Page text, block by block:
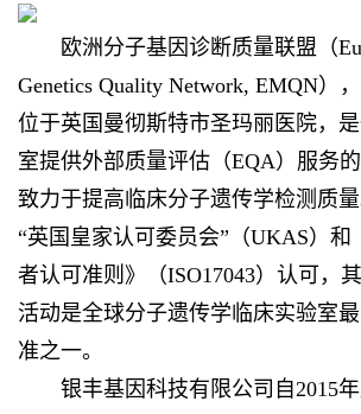
欧洲分子基因诊断质量联盟（
Genetics Quality Network, EMQN）
位于英国曼彻斯特市圣玛丽医院，
室提供外部质量评估（EQA）服务的
致力于提高临床分子遗传学检测质
“英国皇家认可委员会”（UKAS）和
者认可准则》（ISO17043）认可，
活动是全球分子遗传学临床实验室
准之一。
银丰基因科技有限公司自2015